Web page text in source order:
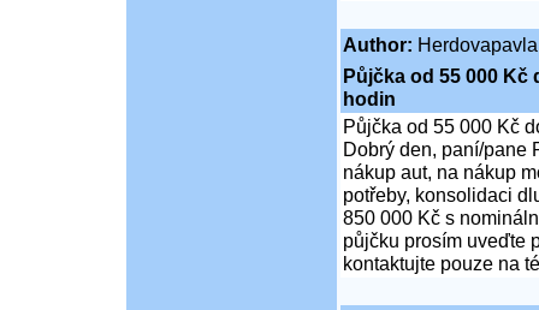
Author: Herdovapavla
Půjčka od 55 000 Kč
hodin
Půjčka od 55 000 Kč
Dobrý den, paní/pane
nákup aut, na nákup
potřeby, konsolidaci
850 000 Kč s
půjčku prosím uveďte
kontaktujte pouze na